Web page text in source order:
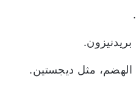
الهضم، مثل ديجستين.